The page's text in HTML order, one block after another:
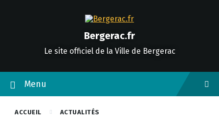
Bergerac.fr
Le site officiel de la Ville de Bergerac
Menu
ACCUEIL ACTUALITÉS